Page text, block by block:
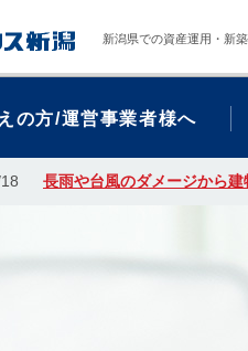
新潟県での資産運用・新
の方/運営事業者様へ
長雨や台風のダメージから